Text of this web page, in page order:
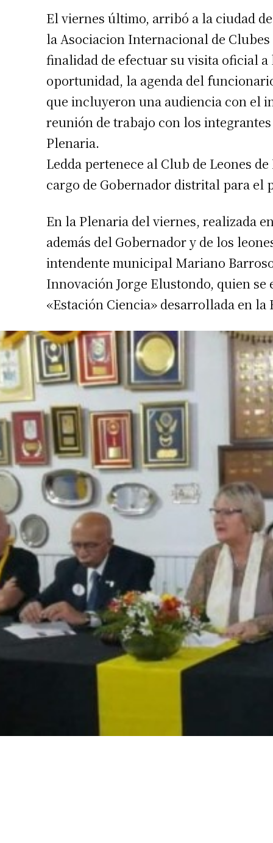
El viernes último, arribó a la ciudad
la Asociacion Internacional de Clubes
finalidad de efectuar su visita oficial
oportunidad, la agenda del
que incluyeron una audiencia con el
reunión de trabajo con los
Plenaria.
Ledda pertenece al Club de Leones
cargo de Gobernador distrital para el
En la Plenaria del viernes, realizada
además del Gobernador y de los
intendente municipal Mariano
Innovación Jorge Elustondo, quien
«Estación Ciencia» desarrollada en la